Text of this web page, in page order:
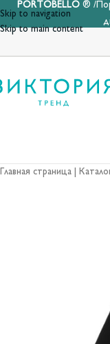
Skip to navigation
Skip to main content
PORTOBELLO ® /
Главная страница